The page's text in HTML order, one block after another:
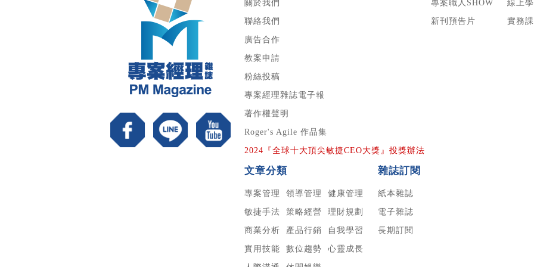
關於我們
聯絡我們
廣告合作
教案申請
粉絲投稿
專案經理雜誌電子報
著作權聲明
Roger's Agile 作品集
2024『全球十大頂尖敏捷CEO大獎』投獎辦法
專案職人SHOW
新刊預告片
線上
實務
文章分類
專案管理
敏捷手法
商業分析
實用技能
領導管理
策略經營
產品行銷
數位趨勢
健康管理
理財規劃
自我學習
心靈成長
雜誌訂閱
紙本雜誌
電子雜誌
長期訂閱